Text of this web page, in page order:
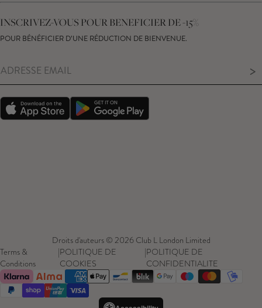
NOUS CONTACTER
CONSEILS D'ENTRETIEN DE VOS PRODUITS
CARTE CADEAU
RÉDUCTION ÉTUDIANTE
DÉCLARATION SUR L’ESCLAVAGE MODERNE
DROIT DE RÉTRACTATION
INSCRIVEZ-VOUS POUR BENEFICIER DE -15%
POUR BÉNÉFICIER D’UNE RÉDUCTION DE BIENVENUE.
>
Droits d'auteurs © 2026 Club L London Limited
Terms &
Conditions
|POLITIQUE DE
COOKIES
|POLITIQUE DE
CONFIDENTIALITE